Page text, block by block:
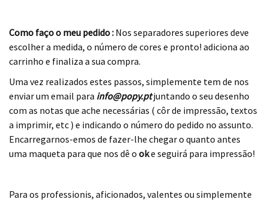
Como faço o meu pedido : Nos separadores superiores deve
escolher a medida, o número de cores e pronto! adiciona ao
carrinho e finaliza a sua compra.
Uma vez realizados estes passos, simplemente tem de nos
enviar um email para info@popy.ptjuntando o seu desenho
com as notas que ache necessárias ( côr de impressão, textos
a imprimir, etc ) e indicando o número do pedido no assunto.
Encarregarnos-emos de fazer-lhe chegar o quanto antes
uma maqueta para que nos dê o oke seguirá para impressão!
Para os professionis, aficionados, valentes ou simplemente